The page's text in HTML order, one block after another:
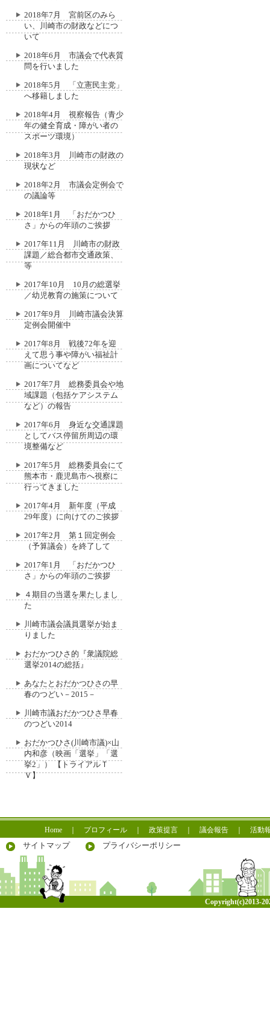
2018年7月 宮前区のみら
い、川崎市の財政などにつ
いて
2018年6月 市議会で代表質
問を行いました
2018年5月 「立憲民主党」
へ移籍しました
2018年4月 視察報告（青少
年の健全育成・障がい者の
スポーツ環境）
2018年3月 川崎市の財政の
現状など
2018年2月 市議会定例会で
の議論等
2018年1月 「おだかつひ
さ」からの年頭のご挨拶
2017年11月 川崎市の財政
課題／総合都市交通政策、
等
2017年10月 10月の総選挙
／幼児教育の施策について
2017年9月 川崎市議会決算
定例会開催中
2017年8月 戦後72年を迎
えて思う事や障がい福祉計
画についてなど
2017年7月 総務委員会や地
域課題（包括ケアシステム
など）の報告
2017年6月 身近な交通課題
としてバス停留所周辺の環
境整備など
2017年5月 総務委員会にて
熊本市・鹿児島市へ視察に
行ってきました
2017年4月 新年度（平成
29年度）に向けてのご挨拶
2017年2月 第１回定例会
（予算議会）を終了して
2017年1月 「おだかつひ
さ」からの年頭のご挨拶
４期目の当選を果たしまし
た
川崎市議会議員選挙が始ま
りました
おだかつひさ的『衆議院総
選挙2014の総括』
あなたとおだかつひさの早
春のつどい－2015－
川崎市議おだかつひさ早春
のつどい2014
おだかつひさ(川崎市議)×山
内和彦（映画「選挙」「選
挙2」） 【トライアルＴ
Ｖ】
Home｜ プロフィール｜ 政策提言｜ 議会報告｜ 活動
サイトマップ プライバシーポリシー
Copyright(c)2013-